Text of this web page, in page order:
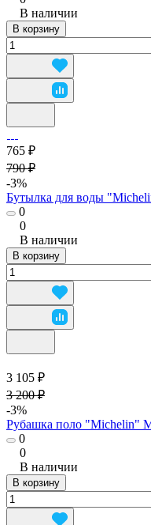
В наличии
В корзину
765 ₽
790 ₽
-3%
Бутылка для воды
0
0
В наличии
В корзину
3 105 ₽
3 200 ₽
-3%
Рубашка поло "Michelin"
0
0
В наличии
В корзину